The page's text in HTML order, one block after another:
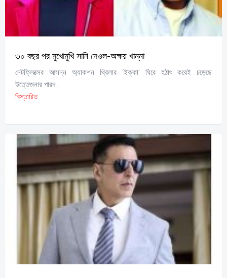
৩০ বছর পর মুখোমুখি সানি দেওল-অক্ষয় খান্না
নেটফ্লিক্সের আসন্ন অ্যাকশন থ্রিলার ‘ইক্কা’ ঘিরে হঠাৎ করেই চড়েছে
উত্তেজনার পারদ...
বিস্তারিত